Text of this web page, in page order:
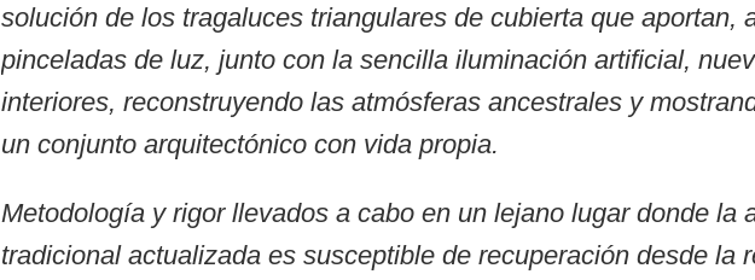
solución de los tragaluces triangulares de cubierta que aportan,
pinceladas de luz, junto con la sencilla iluminación artificial,
interiores, reconstruyendo las atmósferas ancestrales y
un conjunto arquitectónico con vida propia.
Metodología y rigor llevados a cabo en un lejano lugar donde la
tradicional actualizada es susceptible de recuperación desde la